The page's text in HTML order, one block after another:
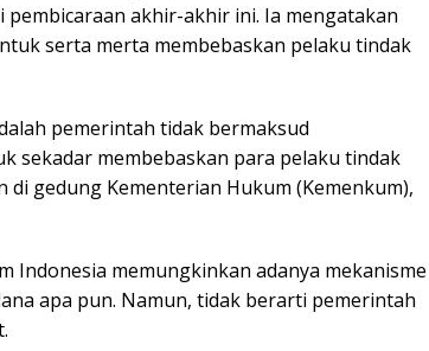
akhir-akhir ini. Ia mengatakan
serta merta membebaskan pelaku tindak
pemerintah tidak bermaksud
sekadar membebaskan para pelaku tindak
di gedung Kementerian Hukum (Kemenkum),
Indonesia memungkinkan adanya mekanisme
apa pun. Namun, tidak berarti pemerintah